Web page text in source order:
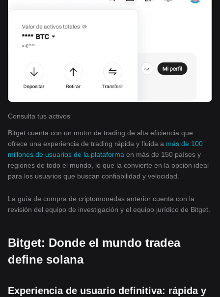
Consulta tus activos
Bitget cuenta con un motor de trading de alta eficiencia que
ofrece una experiencia de trading rápida y fluida a más de 100
millones de usuarios de la plataforma en más de 150 países y
regiones de todo el mundo, lo que la convierte en la opción ideal
para los usuarios que buscan confiabilidad y velocidad.
La guía de compra de criptomonedas anterior cuenta con la
revisión del equipo de investigación y el equipo jurídico de Bitget.
Bitget: Donde el mundo tradea
define solana
Experiencia de usuario definitiva: rápida y